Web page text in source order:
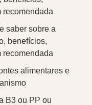
recomendada
saber sobre a
benefícios,
recomendada
alimentares e
B3 ou PP ou